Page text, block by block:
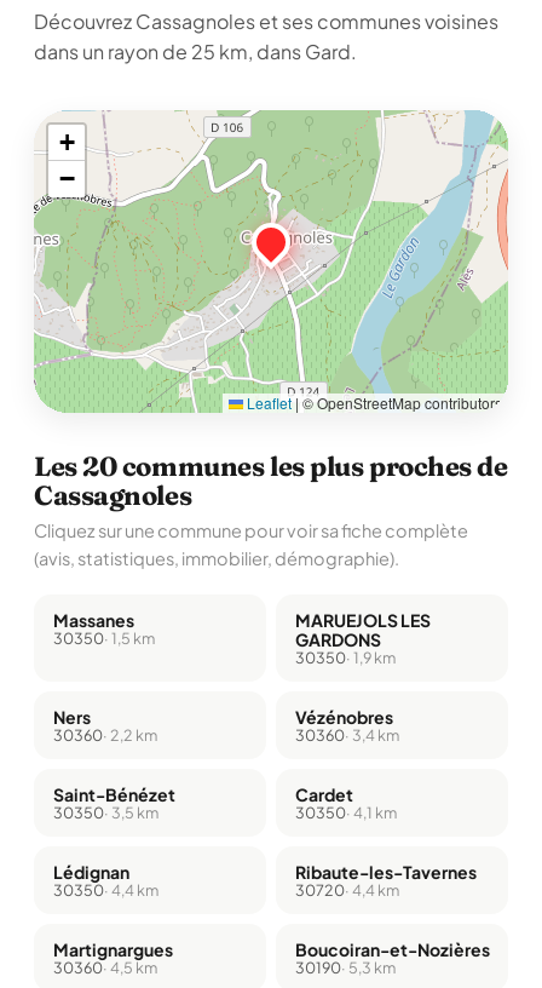
Découvrez Cassagnoles et ses communes voisines
dans un rayon de 25 km, dans Gard.
+
−
Leaflet | © OpenStreetMap contributors
Les 20 communes les plus proches de
Cassagnoles
Cliquez sur une commune pour voir sa fiche complète
(avis, statistiques, immobilier, démographie).
Massanes
30350· 1,5 km
MARUEJOLS LES
GARDONS
30350· 1,9 km
Ners
30360· 2,2 km
Vézénobres
30360· 3,4 km
Saint-Bénézet
30350· 3,5 km
Cardet
30350· 4,1 km
Lédignan
30350· 4,4 km
Ribaute-les-Tavernes
30720· 4,4 km
Martignargues
30360· 4,5 km
Boucoiran-et-Nozières
30190· 5,3 km